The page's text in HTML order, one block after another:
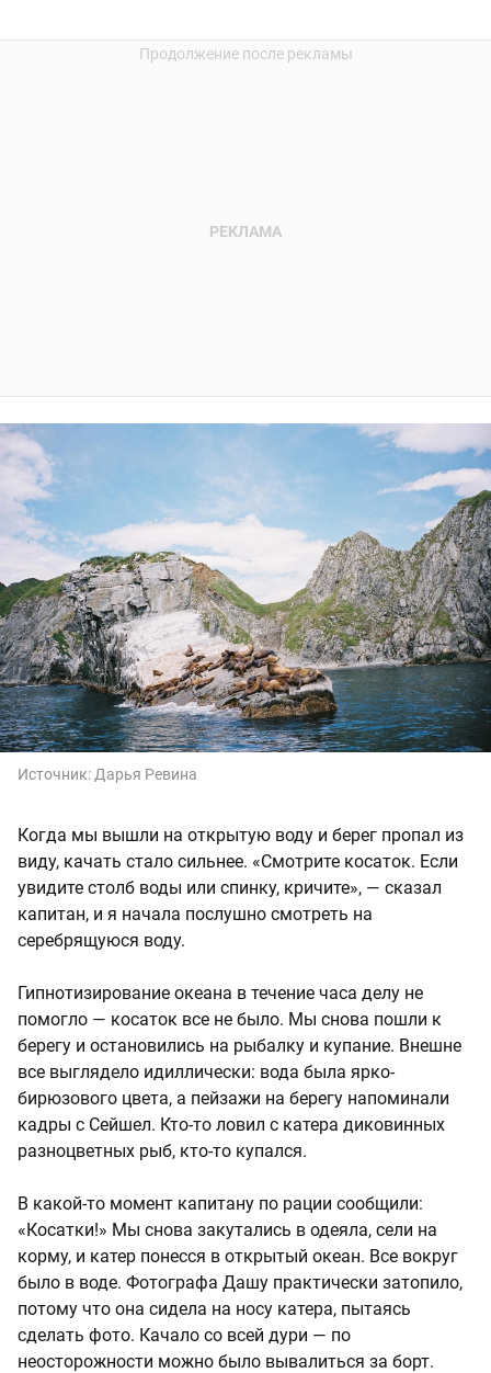
Источник: Дарья Ревина
Когда мы вышли на открытую воду и берег пропал из
виду, качать стало сильнее. «Смотрите косаток. Если
увидите столб воды или спинку, кричите», — сказал
капитан, и я начала послушно смотреть на
серебрящуюся воду.
Гипнотизирование океана в течение часа делу не
помогло — косаток все не было. Мы снова пошли к
берегу и остановились на рыбалку и купание. Внешне
все выглядело идиллически: вода была ярко-
бирюзового цвета, а пейзажи на берегу напоминали
кадры с Сейшел. Кто-то ловил с катера диковинных
разноцветных рыб, кто-то купался.
В какой-то момент капитану по рации сообщили:
«Косатки!» Мы снова закутались в одеяла, сели на
корму, и катер понесся в открытый океан. Все вокруг
было в воде. Фотографа Дашу практически затопило,
потому что она сидела на носу катера, пытаясь
сделать фото. Качало со всей дури — по
неосторожности можно было вывалиться за борт.